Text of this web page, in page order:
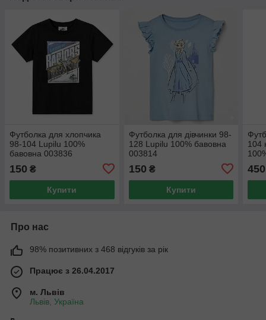
Футболка для хлопчика
98-104 Lupilu 100%
бавовна 003836
150 ₴
Купити
Футболка для дівчинки 98-
128 Lupilu 100% бавовна
003814
150 ₴
Купити
104
450
Про нас
98% позитивних з 468 відгуків за рік
Працює з 26.04.2017
м. Львів
Львів, Україна